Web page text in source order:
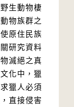
生動物棲
物族群之
原住民族
研究資料
滅絕之真
化中，獵
獵人必須
直接侵害